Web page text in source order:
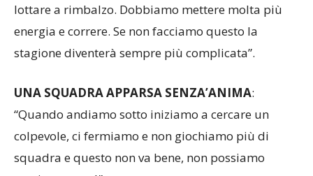
lottare a rimbalzo. Dobbiamo mettere molta più
energia e correre. Se non facciamo questo la
stagione diventerà sempre più complicata”.
UNA SQUADRA APPARSA SENZA’ANIMA:
“Quando andiamo sotto iniziamo a cercare un
colpevole, ci fermiamo e non giochiamo più di
squadra e questo non va bene, non possiamo